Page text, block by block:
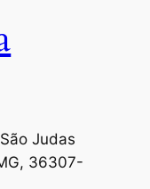
Judas
36307-